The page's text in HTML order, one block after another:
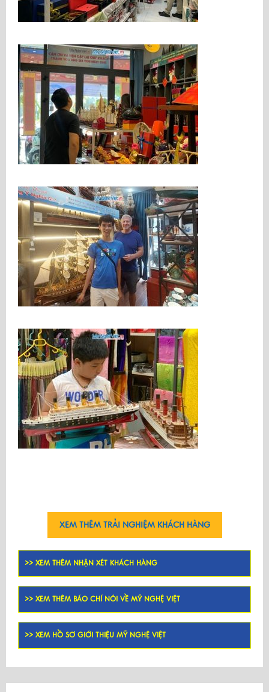
XEM THÊM TRẢI NGHIỆM KHÁCH HÀNG
>> XEM THÊM NHẬN XÉT KHÁCH HÀNG
>> XEM THÊM BÁO CHÍ NÓI VỀ MỸ NGHỆ VIỆT
>> XEM HỒ SƠ GIỚI THIỆU MỸ NGHỆ VIỆT